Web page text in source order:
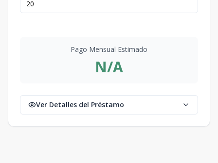
Pago Mensual Estimado
N/A
Ver Detalles del Préstamo